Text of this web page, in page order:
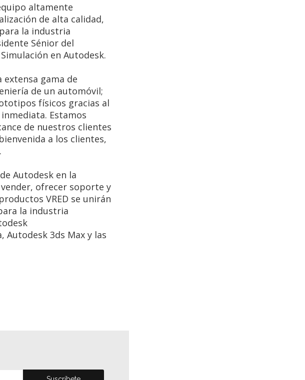
altamente
de alta calidad,
la industria
Sénior del
en Autodesk.
extensa gama de
de un automóvil;
físicos gracias al
Estamos
de nuestros clientes
a los clientes,
Autodesk en la
ofrecer soporte y
VRED se unirán
la industria
Autodesk 3ds Max y las